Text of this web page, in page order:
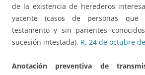
de la existencia de herederos
yacente (casos de personas
testamento y sin parientes
sucesión intestada). R. 24 de octubre
Anotación preventiva de